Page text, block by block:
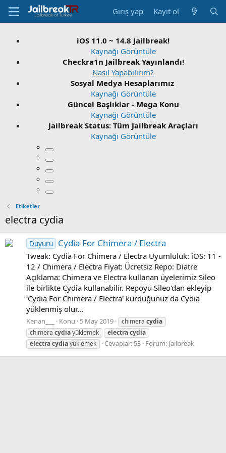
Giriş yap Kayıt ol
iOS 11.0 ~ 14.8 Jailbreak!
Kaynağı Görüntüle
Checkra1n Jailbreak Yayınlandı!
Nasıl Yapabilirim?
Sosyal Medya Hesaplarımız
Kaynağı Görüntüle
Güncel Başlıklar - Mega Konu
Kaynağı Görüntüle
Jailbreak Status: Tüm Jailbreak Araçları
Kaynağı Görüntüle
Etiketler
electra cydia
Duyuru Cydia For Chimera / Electra
Tweak: Cydia For Chimera / Electra Uyumluluk: iOS: 11 -
12 / Chimera / Electra Fiyat: Ücretsiz Repo: Diatre
Açıklama: Chimera ve Electra kullanan üyelerimiz Sileo
ile birlikte Cydia kullanabilir. Repoyu Sileo'dan ekleyip
'Cydia For Chimera / Electra' kurduğunuz da Cydia
yüklenmiş olur...
Kenan___ Konu 5 May 2019 chimera cydia
chimera cydiayüklemek electracydia
electracydiayüklemek Cevaplar: 53 Forum: Jailbreak